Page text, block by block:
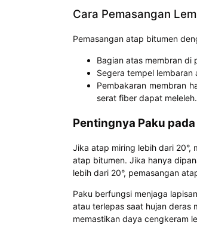
Cara Pemasangan
Pemasangan atap bitumen
Bagian atas membran di
Segera tempel lembaran
Pembakaran membran
serat fiber dapat meleleh.
Pentingnya Paku
Jika atap miring lebih dari
atap bitumen. Jika hanya
lebih dari 20°, pemasangan
Paku berfungsi menjaga
atau terlepas saat hujan deras
memastikan daya cengkeram